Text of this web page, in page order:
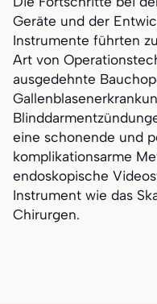
Geräte und der
Instrumente führten
Art von
ausgedehnte
eine schonende und
komplikationsarme
endoskopische
Instrument wie das
Chirurgen.